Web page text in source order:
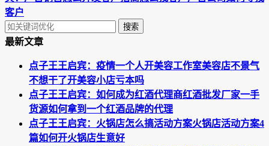
客户
搜索
最新文章
点子王王启宾：疫情一个人开美容工作室美容店不景气
不想干了开美容小店亏本吗
点子王王启宾：如何成为红酒代理商红酒批发厂家一手
货源如何拿到一个红酒品牌的代理
点子王王启宾：火锅店怎么搞活动方案火锅店活动方案4
篇如何开火锅店生意好